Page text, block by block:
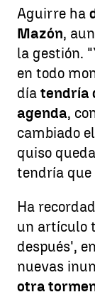
Aguirre ha
Mazón,
la gestión.
en todo
día tendría
agenda,
cambiado
quiso
tendría que
Ha
un artículo
después',
nuevas
otra